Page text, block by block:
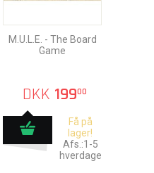
M.U.L.E. - The Board
Game
DKK 19900
Få på
lager!
Afs.:1-5
hverdage